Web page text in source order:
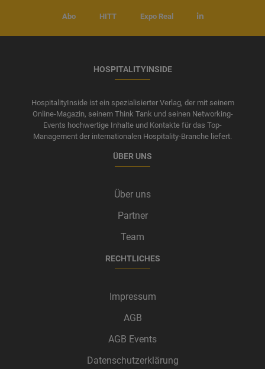
Abo HITT Expo Real
HOSPITALITYINSIDE
HospitalityInside ist ein spezialisierter Verlag, der mit seinem
Online-Magazin, seinem Think Tank und seinen Networking-
Events hochwertige Inhalte und Kontakte für das Top-
Management der internationalen Hospitality-Branche liefert.
ÜBER UNS
Über uns
Partner
Team
RECHTLICHES
Impressum
AGB
AGB Events
Datenschutzerklärung